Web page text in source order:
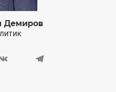
Демиров
VK Telegram